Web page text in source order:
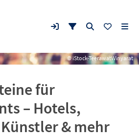
© iStock-TeerawatWinyarat
für
– Hotels,
& mehr